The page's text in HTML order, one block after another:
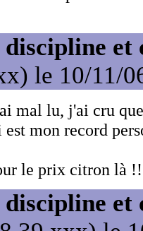
discipline et
le 10/11/
mal lu, j'ai cru
mon record
le prix citron là
discipline et